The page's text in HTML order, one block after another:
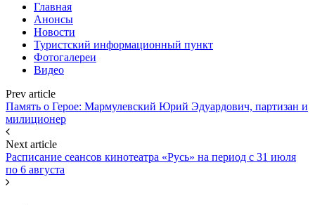
Главная
Анонсы
Новости
Туристский информационный пункт
Фотогалереи
Видео
Prev article
Память о Герое: Мармулевский Юрий Эдуардович, партизан и
милиционер
Next article
Расписание сеансов кинотеатра «Русь» на период с 31 июля
по 6 августа